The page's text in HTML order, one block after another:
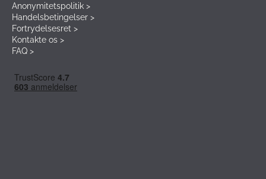
Anonymitetspolitik >
Handelsbetingelser >
Fortrydelsesret >
Kontakte os >
FAQ >